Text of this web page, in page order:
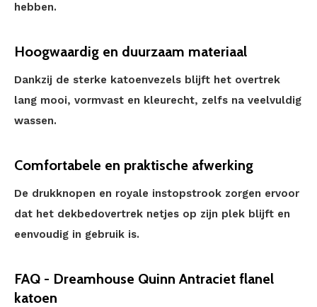
hebben.
Hoogwaardig en duurzaam materiaal
Dankzij de sterke katoenvezels blijft het overtrek
lang mooi, vormvast en kleurecht, zelfs na veelvuldig
wassen.
Comfortabele en praktische afwerking
De drukknopen en royale instopstrook zorgen ervoor
dat het dekbedovertrek netjes op zijn plek blijft en
eenvoudig in gebruik is.
FAQ - Dreamhouse Quinn Antraciet flanel
katoen